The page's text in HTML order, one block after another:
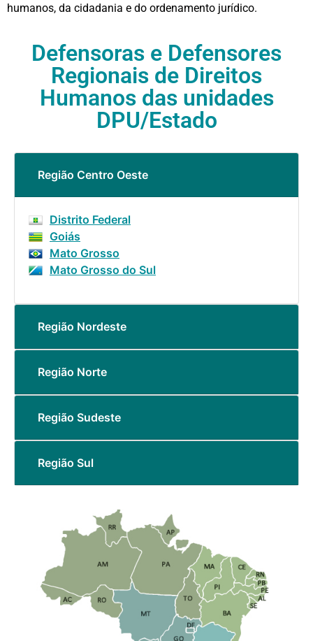
humanos, da cidadania e do ordenamento jurídico.
Defensoras e Defensores
Regionais de Direitos
Humanos das unidades
DPU/Estado
Região Centro Oeste
Distrito Federal
Goiás
Mato Grosso
Mato Grosso do Sul
Região Nordeste
Região Norte
Região Sudeste
Região Sul